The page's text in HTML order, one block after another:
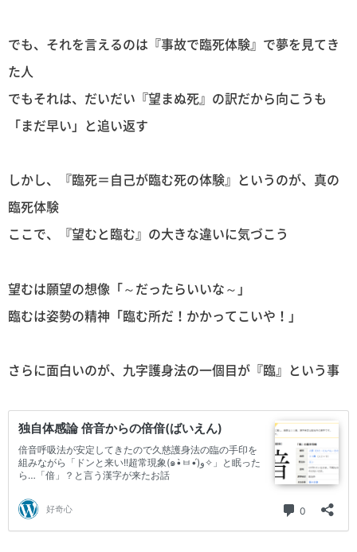
でも、それを言えるのは『事故で臨死体験』で夢を見てき
た人
でもそれは、だいだい『望まぬ死』の訳だから向こうも
「まだ早い」と追い返す
しかし、『臨死＝自己が臨む死の体験』というのが、真の
臨死体験
ここで、『望むと臨む』の大きな違いに気づこう
望むは願望の想像「～だったらいいな～」
臨むは姿勢の精神「臨む所だ！かかってこいや！」
さらに面白いのが、九字護身法の一個目が『臨』という事